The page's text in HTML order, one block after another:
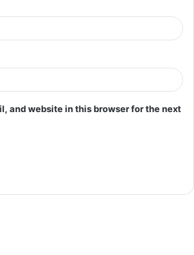
and website in this browser for the next